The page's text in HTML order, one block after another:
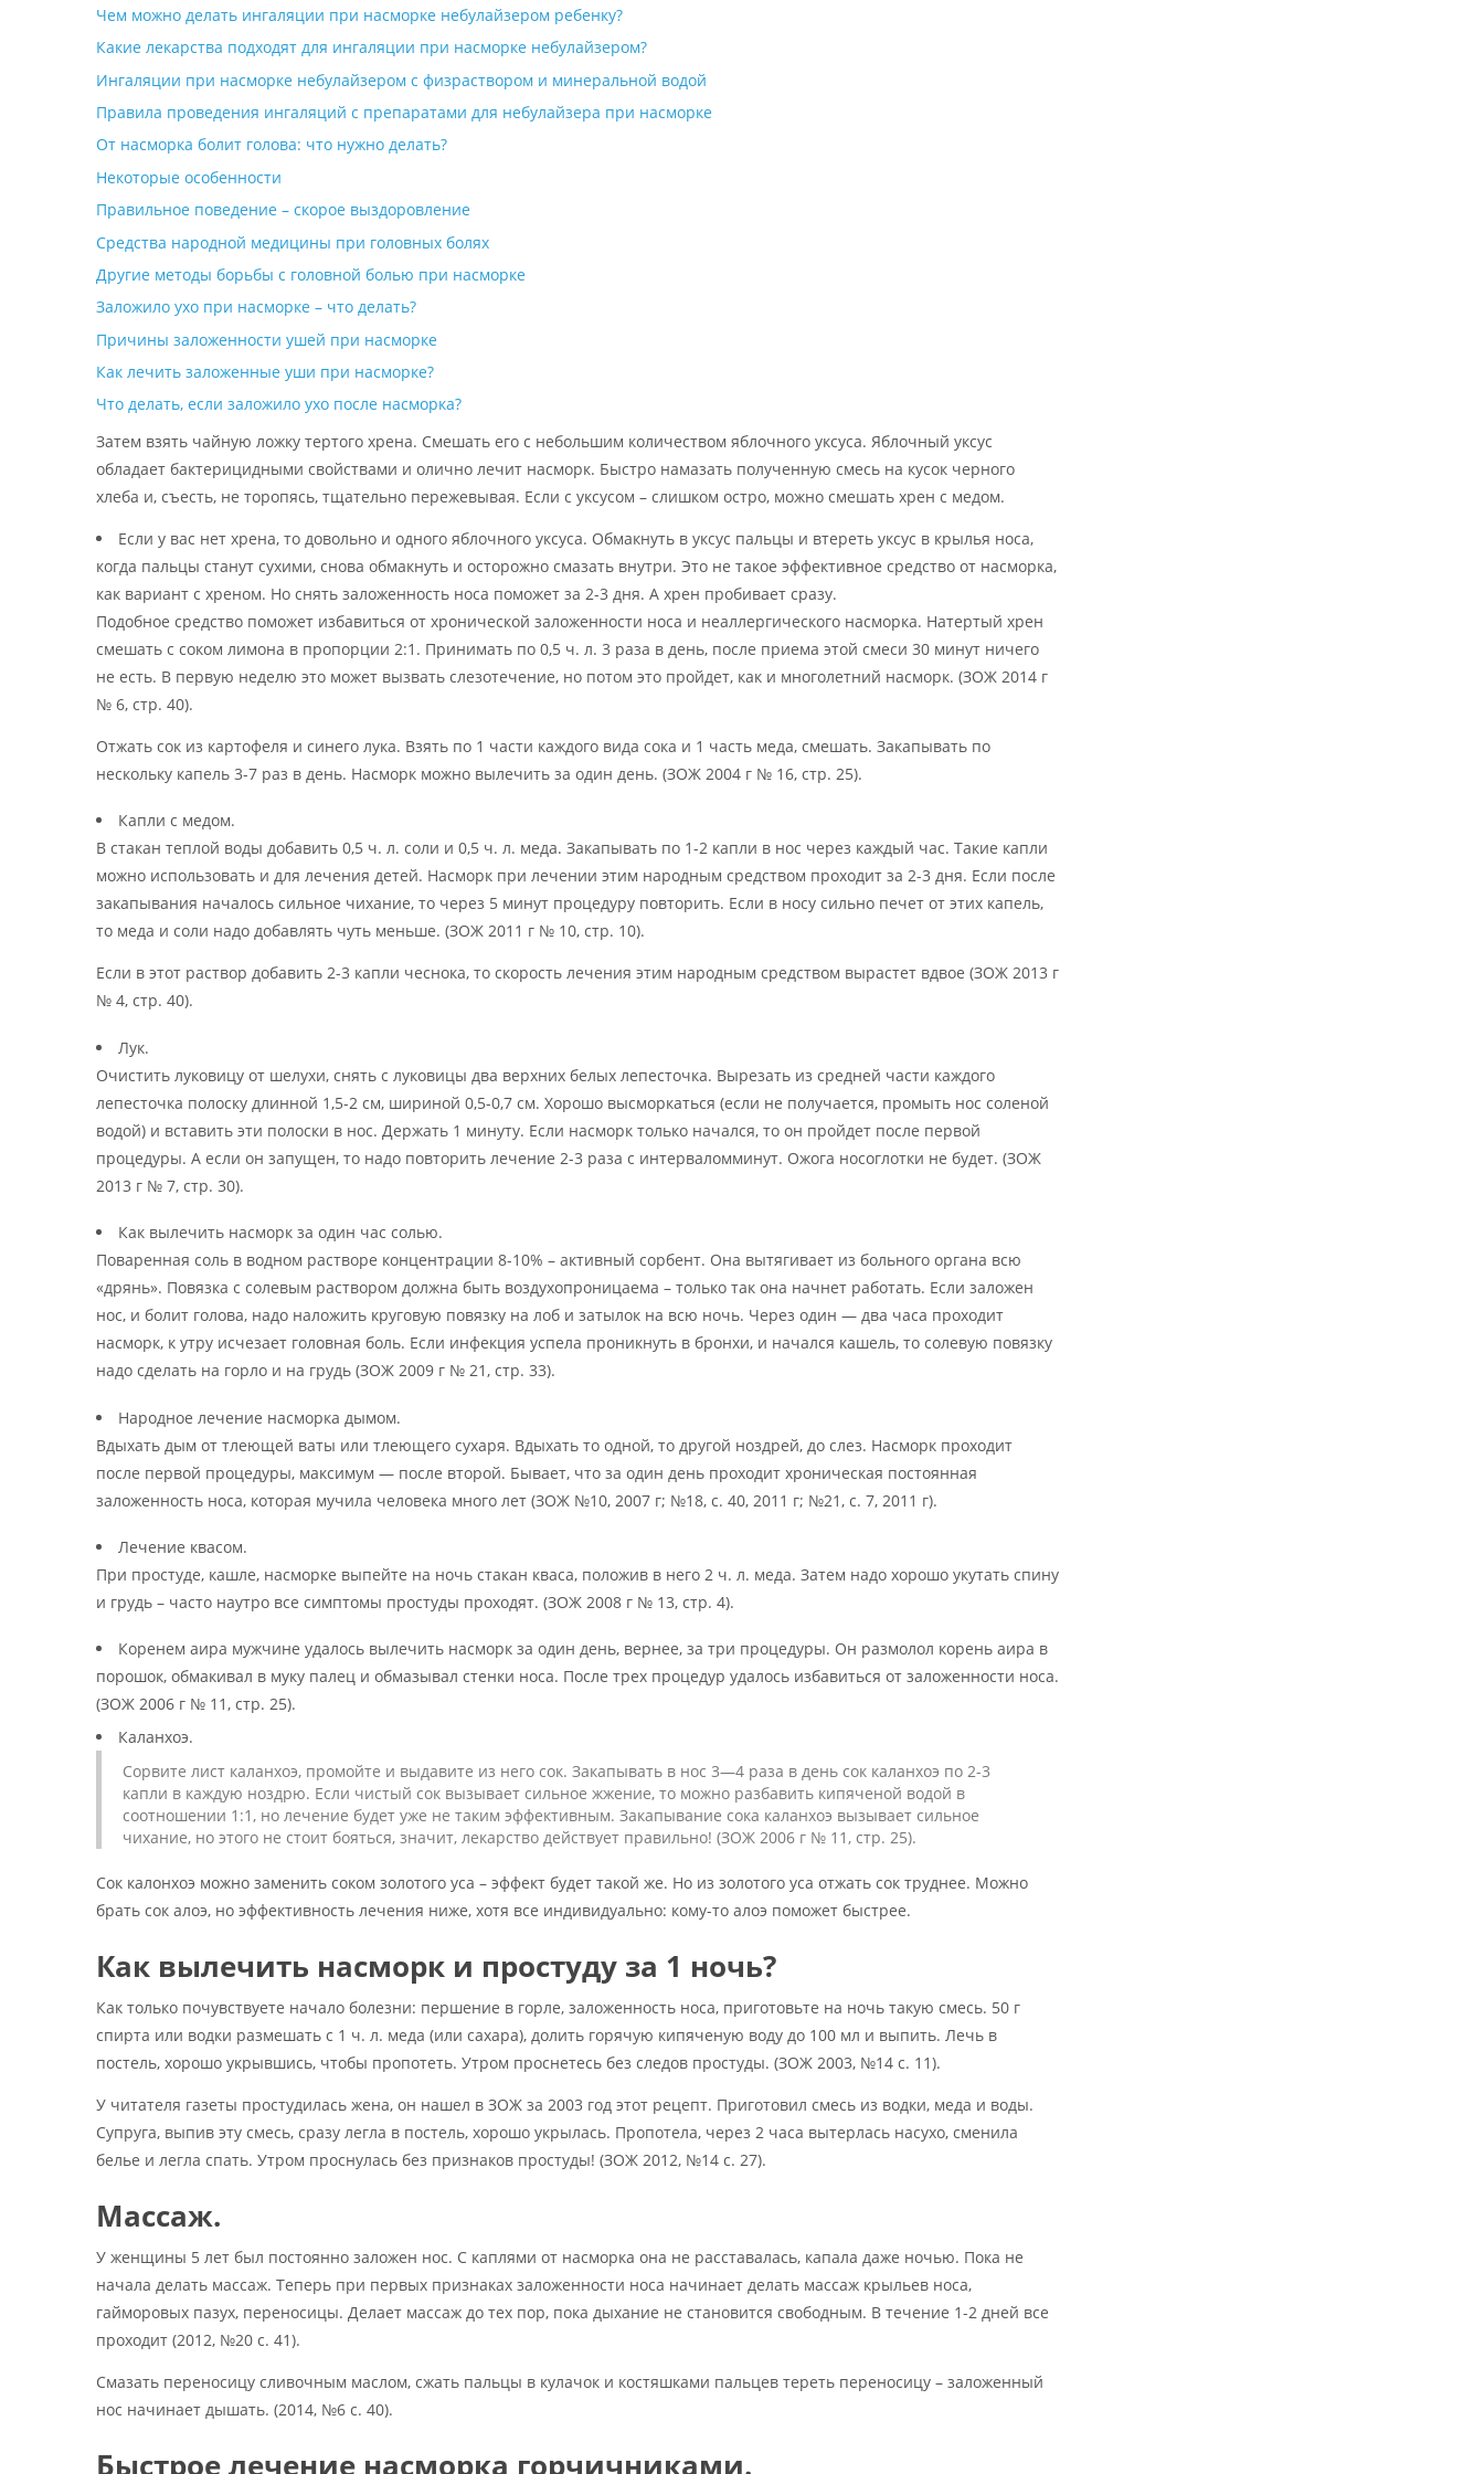
Чем можно делать ингаляции при насморке небулайзером ребенку?
Какие лекарства подходят для ингаляции при насморке небулайзером?
Ингаляции при насморке небулайзером с физраствором и минеральной водой
Правила проведения ингаляций с препаратами для небулайзера при насморке
От насморка болит голова: что нужно делать?
Некоторые особенности
Правильное поведение – скорое выздоровление
Средства народной медицины при головных болях
Другие методы борьбы с головной болью при насморке
Заложило ухо при насморке – что делать?
Причины заложенности ушей при насморке
Как лечить заложенные уши при насморке?
Что делать, если заложило ухо после насморка?
Затем взять чайную ложку тертого хрена. Смешать его с небольшим количеством яблочного уксуса. Яблочный уксус
обладает бактерицидными свойствами и олично лечит насморк. Быстро намазать полученную смесь на кусок черного
хлеба и, съесть, не торопясь, тщательно пережевывая. Если с уксусом – слишком остро, можно смешать хрен с медом.
Если у вас нет хрена, то довольно и одного яблочного уксуса. Обмакнуть в уксус пальцы и втереть уксус в крылья носа,
когда пальцы станут сухими, снова обмакнуть и осторожно смазать внутри. Это не такое эффективное средство от насморка,
как вариант с хреном. Но снять заложенность носа поможет за 2-3 дня. А хрен пробивает сразу.
Подобное средство поможет избавиться от хронической заложенности носа и неаллергического насморка. Натертый хрен
смешать с соком лимона в пропорции 2:1. Принимать по 0,5 ч. л. 3 раза в день, после приема этой смеси 30 минут ничего
не есть. В первую неделю это может вызвать слезотечение, но потом это пройдет, как и многолетний насморк. (ЗОЖ 2014 г
№ 6, стр. 40).
Отжать сок из картофеля и синего лука. Взять по 1 части каждого вида сока и 1 часть меда, смешать. Закапывать по
нескольку капель 3-7 раз в день. Насморк можно вылечить за один день. (ЗОЖ 2004 г № 16, стр. 25).
Капли с медом.
В стакан теплой воды добавить 0,5 ч. л. соли и 0,5 ч. л. меда. Закапывать по 1-2 капли в нос через каждый час. Такие капли
можно использовать и для лечения детей. Насморк при лечении этим народным средством проходит за 2-3 дня. Если после
закапывания началось сильное чихание, то через 5 минут процедуру повторить. Если в носу сильно печет от этих капель,
то меда и соли надо добавлять чуть меньше. (ЗОЖ 2011 г № 10, стр. 10).
Если в этот раствор добавить 2-3 капли чеснока, то скорость лечения этим народным средством вырастет вдвое (ЗОЖ 2013 г
№ 4, стр. 40).
Лук.
Очистить луковицу от шелухи, снять с луковицы два верхних белых лепесточка. Вырезать из средней части каждого
лепесточка полоску длинной 1,5-2 см, шириной 0,5-0,7 см. Хорошо высморкаться (если не получается, промыть нос соленой
водой) и вставить эти полоски в нос. Держать 1 минуту. Если насморк только начался, то он пройдет после первой
процедуры. А если он запущен, то надо повторить лечение 2-3 раза с интерваломминут. Ожога носоглотки не будет. (ЗОЖ
2013 г № 7, стр. 30).
Как вылечить насморк за один час солью.
Поваренная соль в водном растворе концентрации 8-10% – активный сорбент. Она вытягивает из больного органа всю
«дрянь». Повязка с солевым раствором должна быть воздухопроницаема – только так она начнет работать. Если заложен
нос, и болит голова, надо наложить круговую повязку на лоб и затылок на всю ночь. Через один — два часа проходит
насморк, к утру исчезает головная боль. Если инфекция успела проникнуть в бронхи, и начался кашель, то солевую повязку
надо сделать на горло и на грудь (ЗОЖ 2009 г № 21, стр. 33).
Народное лечение насморка дымом.
Вдыхать дым от тлеющей ваты или тлеющего сухаря. Вдыхать то одной, то другой ноздрей, до слез. Насморк проходит
после первой процедуры, максимум — после второй. Бывает, что за один день проходит хроническая постоянная
заложенность носа, которая мучила человека много лет (ЗОЖ №10, 2007 г; №18, с. 40, 2011 г; №21, с. 7, 2011 г).
Лечение квасом.
При простуде, кашле, насморке выпейте на ночь стакан кваса, положив в него 2 ч. л. меда. Затем надо хорошо укутать спину
и грудь – часто наутро все симптомы простуды проходят. (ЗОЖ 2008 г № 13, стр. 4).
Коренем аира мужчине удалось вылечить насморк за один день, вернее, за три процедуры. Он размолол корень аира в
порошок, обмакивал в муку палец и обмазывал стенки носа. После трех процедур удалось избавиться от заложенности носа.
(ЗОЖ 2006 г № 11, стр. 25).
Каланхоэ.
Сорвите лист каланхоэ, промойте и выдавите из него сок. Закапывать в нос 3—4 раза в день сок каланхоэ по 2-3
капли в каждую ноздрю. Если чистый сок вызывает сильное жжение, то можно разбавить кипяченой водой в
соотношении 1:1, но лечение будет уже не таким эффективным. Закапывание сока каланхоэ вызывает сильное
чихание, но этого не стоит бояться, значит, лекарство действует правильно! (ЗОЖ 2006 г № 11, стр. 25).
Сок калонхоэ можно заменить соком золотого уса – эффект будет такой же. Но из золотого уса отжать сок труднее. Можно
брать сок алоэ, но эффективность лечения ниже, хотя все индивидуально: кому-то алоэ поможет быстрее.
Как вылечить насморк и простуду за 1 ночь?
Как только почувствуете начало болезни: першение в горле, заложенность носа, приготовьте на ночь такую смесь. 50 г
спирта или водки размешать с 1 ч. л. меда (или сахара), долить горячую кипяченую воду до 100 мл и выпить. Лечь в
постель, хорошо укрывшись, чтобы пропотеть. Утром проснетесь без следов простуды. (ЗОЖ 2003, №14 с. 11).
У читателя газеты простудилась жена, он нашел в ЗОЖ за 2003 год этот рецепт. Приготовил смесь из водки, меда и воды.
Супруга, выпив эту смесь, сразу легла в постель, хорошо укрылась. Пропотела, через 2 часа вытерлась насухо, сменила
белье и легла спать. Утром проснулась без признаков простуды! (ЗОЖ 2012, №14 с. 27).
Массаж.
У женщины 5 лет был постоянно заложен нос. С каплями от насморка она не расставалась, капала даже ночью. Пока не
начала делать массаж. Теперь при первых признаках заложенности носа начинает делать массаж крыльев носа,
гайморовых пазух, переносицы. Делает массаж до тех пор, пока дыхание не становится свободным. В течение 1-2 дней все
проходит (2012, №20 с. 41).
Смазать переносицу сливочным маслом, сжать пальцы в кулачок и костяшками пальцев тереть переносицу – заложенный
нос начинает дышать. (2014, №6 с. 40).
Быстрое лечение насморка горчичниками.